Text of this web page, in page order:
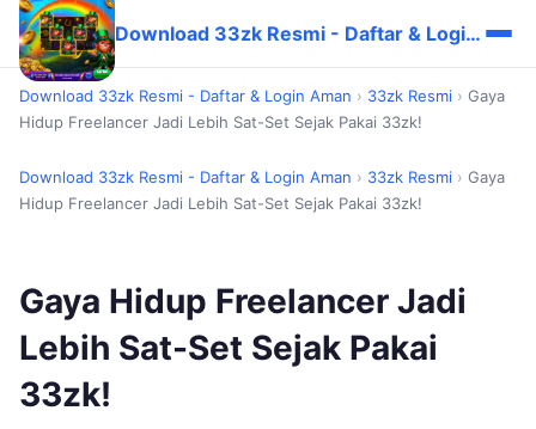
Download 33zk Resmi - Daftar & Login Aman
Download 33zk Resmi - Daftar & Login Aman › 33zk Resmi › Gaya
Hidup Freelancer Jadi Lebih Sat-Set Sejak Pakai 33zk!
Download 33zk Resmi - Daftar & Login Aman › 33zk Resmi › Gaya
Hidup Freelancer Jadi Lebih Sat-Set Sejak Pakai 33zk!
Gaya Hidup Freelancer Jadi
Lebih Sat-Set Sejak Pakai
33zk!